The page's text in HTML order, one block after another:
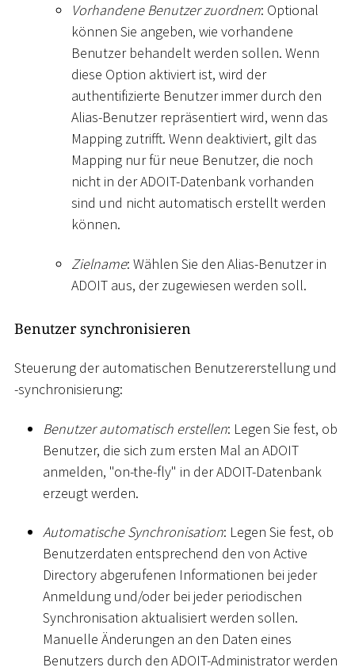
Vorhandene Benutzer zuordnen: Optional
können Sie angeben, wie vorhandene
Benutzer behandelt werden sollen. Wenn
diese Option aktiviert ist, wird der
authentifizierte Benutzer immer durch den
Alias-Benutzer repräsentiert wird, wenn das
Mapping zutrifft. Wenn deaktiviert, gilt das
Mapping nur für neue Benutzer, die noch
nicht in der ADOIT-Datenbank vorhanden
sind und nicht automatisch erstellt werden
können.
Zielname: Wählen Sie den Alias-Benutzer in
ADOIT aus, der zugewiesen werden soll.
Benutzer synchronisieren
Steuerung der automatischen Benutzererstellung und
-synchronisierung:
Benutzer automatisch erstellen: Legen Sie fest, ob
Benutzer, die sich zum ersten Mal an ADOIT
anmelden, "on-the-fly" in der ADOIT-Datenbank
erzeugt werden.
Automatische Synchronisation: Legen Sie fest, ob
Benutzerdaten entsprechend den von Active
Directory abgerufenen Informationen bei jeder
Anmeldung und/oder bei jeder periodischen
Synchronisation aktualisiert werden sollen.
Manuelle Änderungen an den Daten eines
Benutzers durch den ADOIT-Administrator werden